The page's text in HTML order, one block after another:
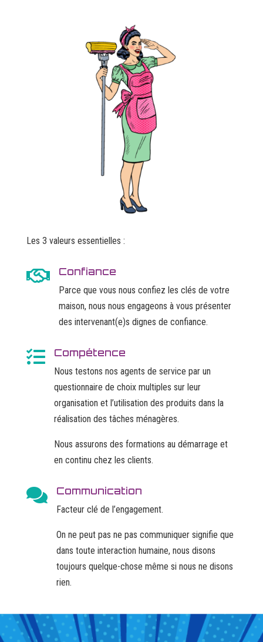
Les 3 valeurs essentielles :
 Confiance
Parce que vous nous confiez les clés de votre
maison, nous nous engageons à vous présenter
des intervenant(e)s dignes de confiance.
 Compétence
Nous testons nos agents de service par un
questionnaire de choix multiples sur leur
organisation et l’utilisation des produits dans la
réalisation des tâches ménagères.
Nous assurons des formations au démarrage et
en continu chez les clients.
 Communication
Facteur clé de l’engagement.
On ne peut pas ne pas communiquer signifie que
dans toute interaction humaine, nous disons
toujours quelque-chose même si nous ne disons
rien.